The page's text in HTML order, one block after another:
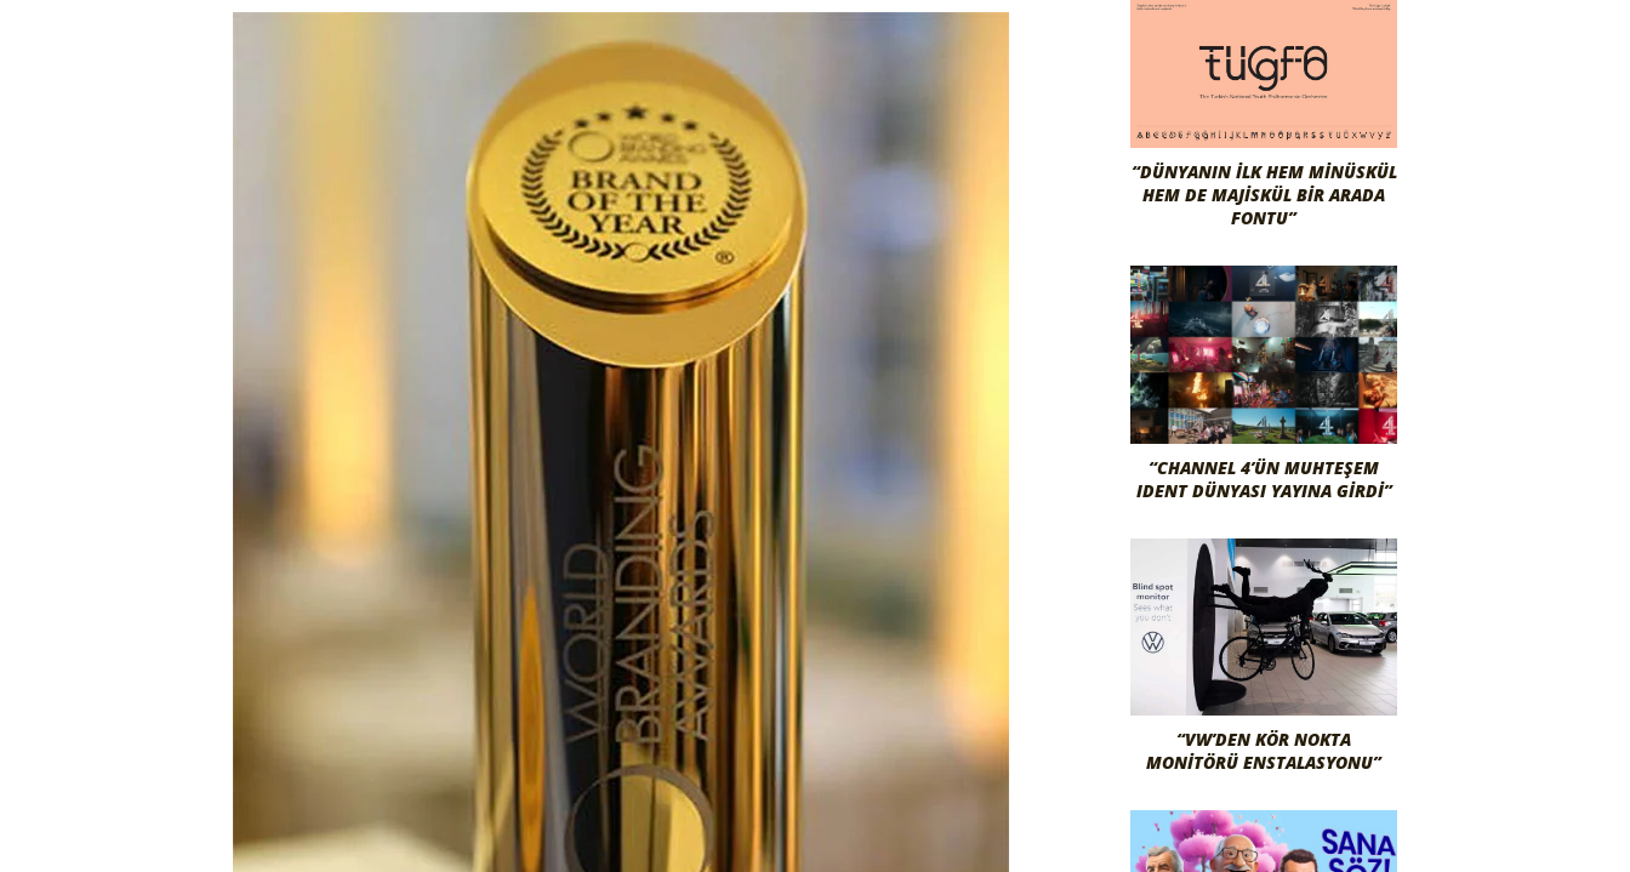
“DÜNYANIN İLK HEM MINÜSKÜL
HEM DE MAJISKÜL BIR ARADA
FONTU”
“CHANNEL 4’ÜN MUHTEŞEM
IDENT DÜNYASI YAYINA GIRDI”
“VW’DEN KÖR NOKTA
MONITÖRÜ ENSTALASYONU”